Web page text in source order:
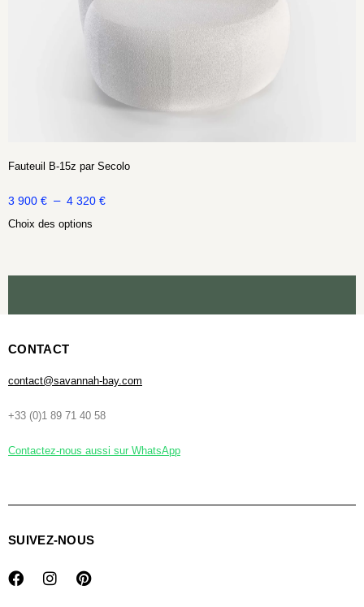
Fauteuil B-15z par Secolo
3 900 € – 4 320 €
Choix des options
CONTACT
contact@savannah-bay.com
+33 (0)1 89 71 40 58
Contactez-nous aussi sur WhatsApp
SUIVEZ-NOUS